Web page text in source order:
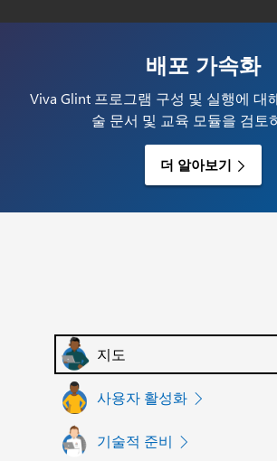
배포 가속화
Viva Glint 프로그램 구성 및 실행에 대
술 문서 및 교육 모듈을 검토
더 알아보기
지도
사용자 활성화
기술적 준비